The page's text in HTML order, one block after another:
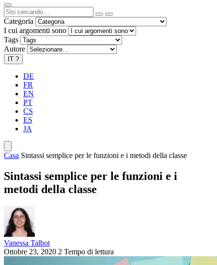
Categoria
I cui argomenti sono
Tags
Autore
IT ?
DE
FR
EN
PT
CS
ES
JA
Casa Sintassi semplice per le funzioni e i metodi della classe
Sintassi semplice per le funzioni e i
metodi della classe
Vanessa Talbot
Ottobre 23, 2020 2 Tempo di lettura